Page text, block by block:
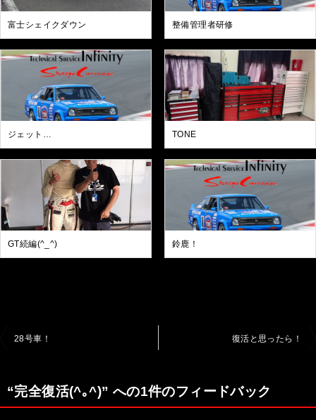
富士シェイクダウン 整備管理者研修
ジェット… TONE
GT続編(^_^) 鈴鹿！
ビ
28号車！ 復活と思ったら！
“完全復活(^｡^)” への1件のフィードバック